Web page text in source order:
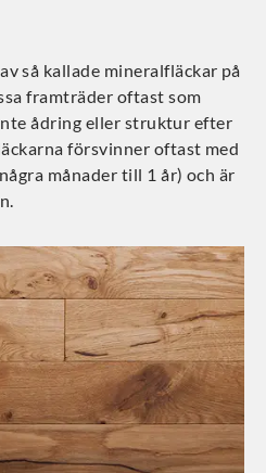
så kallade mineralfläckar på
framträder oftast som
ådring eller struktur efter
försvinner oftast med
månader till 1 år) och är